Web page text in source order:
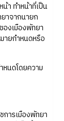
า ทำหน้าที่เป็น
าจากนายก
องเมืองพัทยา
ายกำหนดหรือ
นดโดยความ
ารเมืองพัทยา